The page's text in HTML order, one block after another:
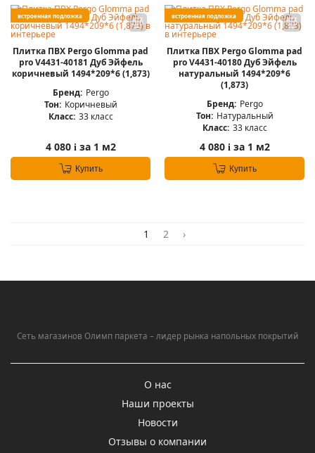
встроенная подложка
Плитка ПВХ Pergo Glomma pad
pro V4431-40181 Дуб Эйфель
коричневый 1494*209*6 (1,873)
Бренд: Pergo
Тон: Коричневый
Класс: 33 класс
4 080 iза 1 м2
Купить
встроенная подложка
Плитка ПВХ Pergo Glomma pad
pro V4431-40180 Дуб Эйфель
натуральный 1494*209*6
(1,873)
Бренд: Pergo
Тон: Натуральный
Класс: 33 класс
4 080 iза 1 м2
Купить
1 2 ›
Сеть магазинов Олимп паркета – лидер рынка напольных покрытий
О нас
Наши проекты
Новости
Отзывы о компании